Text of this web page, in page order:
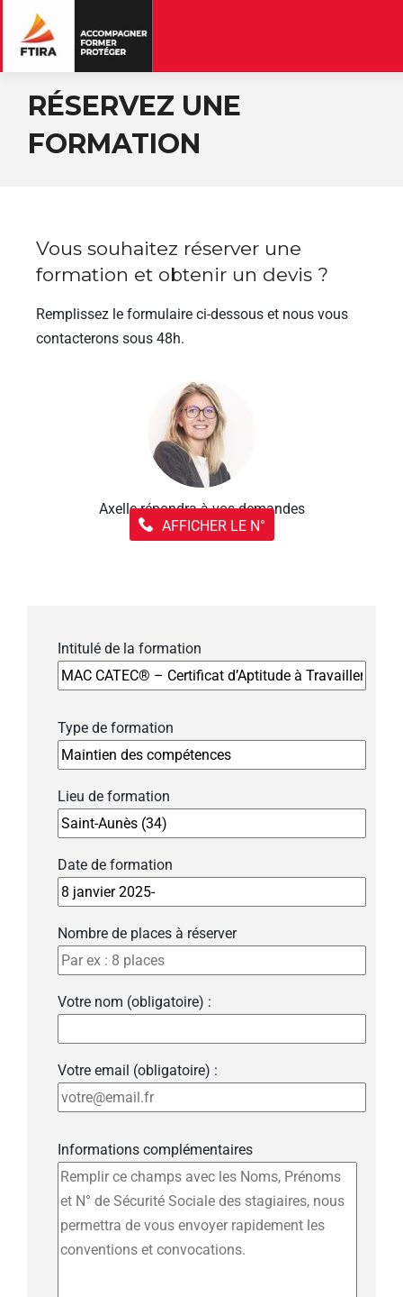
RÉSERVEZ UNE
FORMATION
Vous souhaitez réserver une
formation et obtenir un devis ?
Remplissez le formulaire ci-dessous et nous vous
contacterons sous 48h.
Axelle répondra à vos demandes
AFFICHER LE N°
Intitulé de la formation
Type de formation
Lieu de formation
Date de formation
Nombre de places à réserver
Votre nom (obligatoire) :
Votre email (obligatoire) :
Informations complémentaires